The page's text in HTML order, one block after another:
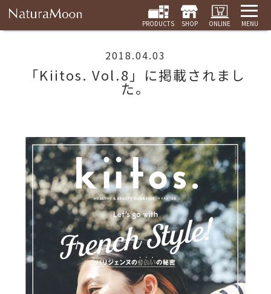
PRODUCTS SHOP ONLINE MENU
2018.04.03
「Kiitos. Vol.8」に掲載されまし
た。